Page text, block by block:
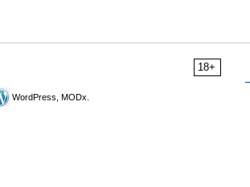
18+
WordPress, MODx.